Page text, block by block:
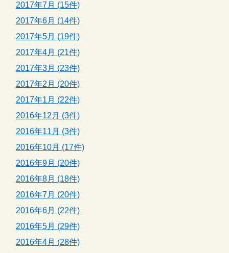
2017年7月 (15件)
2017年6月 (14件)
2017年5月 (19件)
2017年4月 (21件)
2017年3月 (23件)
2017年2月 (20件)
2017年1月 (22件)
2016年12月 (3件)
2016年11月 (3件)
2016年10月 (17件)
2016年9月 (20件)
2016年8月 (18件)
2016年7月 (20件)
2016年6月 (22件)
2016年5月 (29件)
2016年4月 (28件)